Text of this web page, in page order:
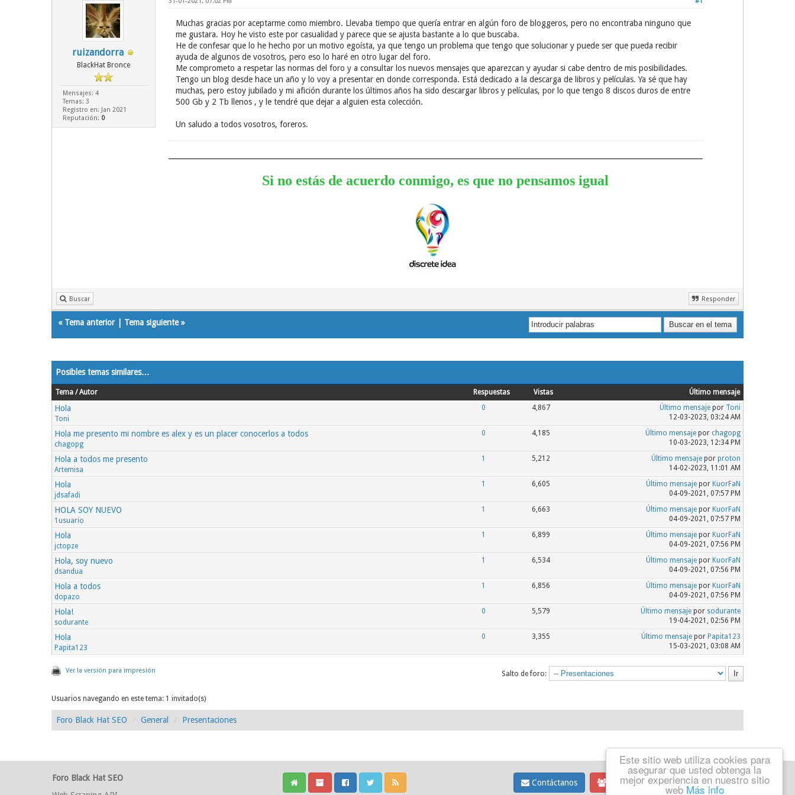
Este sitio web utiliza cookies para
asegurar que usted obtenga la
mejor experiencia en nuestro sitio
web Más info
ruizandorra
BlackHat Bronce
Mensajes: 4
Temas: 3
Registro en: Jan 2021
Reputación: 0
Muchas gracias por aceptarme como miembro. Llevaba tiempo que quería entrar en algún foro de bloggeros, pero no encontraba ninguno que
me gustara. Hoy he visto este por casualidad y parece que se ajusta bastante a lo que buscaba.
He de confesar que lo he hecho por un motivo egoísta, ya que tengo un problema que tengo que solucionar y puede ser que pueda recibir
ayuda de algunos de vosotros, pero eso lo haré en otro lugar del foro.
Me comprometo a respetar las normas del foro y a consultar los nuevos mensajes que aparezcan y ayudar si cabe dentro de mis posibilidades.
Tengo un blog desde hace un año y lo voy a presentar en donde corresponda. Está dedicado a la descarga de libros y películas. Ya sé que hay
muchas, pero estoy jubilado y mi afición durante los últimos años ha sido descargar libros y películas, por lo que tengo 8 discos duros de entre
500 Gb y 2 Tb llenos , y le tendré que dejar a alguien esta colección.
Un saludo a todos vosotros, foreros.
Si no estás de acuerdo conmigo, es que no pensamos igual
Buscar Responder
« Tema anterior| Tema siguiente»
Posibles temas similares…
Tema / Autor Respuestas Vistas Último mensaje
Hola
Toni
0 4,867 Último mensajepor Toni
12-03-2023, 03:24 AM
Hola me presento mi nombre es alex y es un placer conocerlos a todos
chagopg
0 4,185 Último mensajepor chagopg
10-03-2023, 12:34 PM
Hola a todos me presento
Artemisa
1 5,212 Último mensajepor proton
14-02-2023, 11:01 AM
Hola
jdsafadi
1 6,605 Último mensajepor KuorFaN
04-09-2021, 07:57 PM
HOLA SOY NUEVO
1usuario
1 6,663 Último mensajepor KuorFaN
04-09-2021, 07:57 PM
Hola
jctopze
1 6,899 Último mensajepor KuorFaN
04-09-2021, 07:56 PM
Hola, soy nuevo
dsandua
1 6,534 Último mensajepor KuorFaN
04-09-2021, 07:56 PM
Hola a todos
dopazo
1 6,856 Último mensajepor KuorFaN
04-09-2021, 07:56 PM
Hola!
sodurante
0 5,579 Último mensajepor sodurante
19-04-2021, 02:56 PM
Hola
Papita123
0 3,355 Último mensajepor Papita123
15-03-2021, 03:08 AM
Ver la versión para impresión Salto de foro:
Usuarios navegando en este tema: 1 invitado(s)
Foro Black Hat SEO General Presentaciones
Foro Black Hat SEO
Contáctanos Equipo del foro